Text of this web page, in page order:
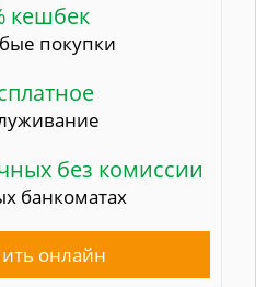
кешбек
покупки
без комиссии
банкоматах
онлайн